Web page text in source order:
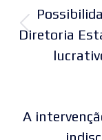
post:
Diretoria
A